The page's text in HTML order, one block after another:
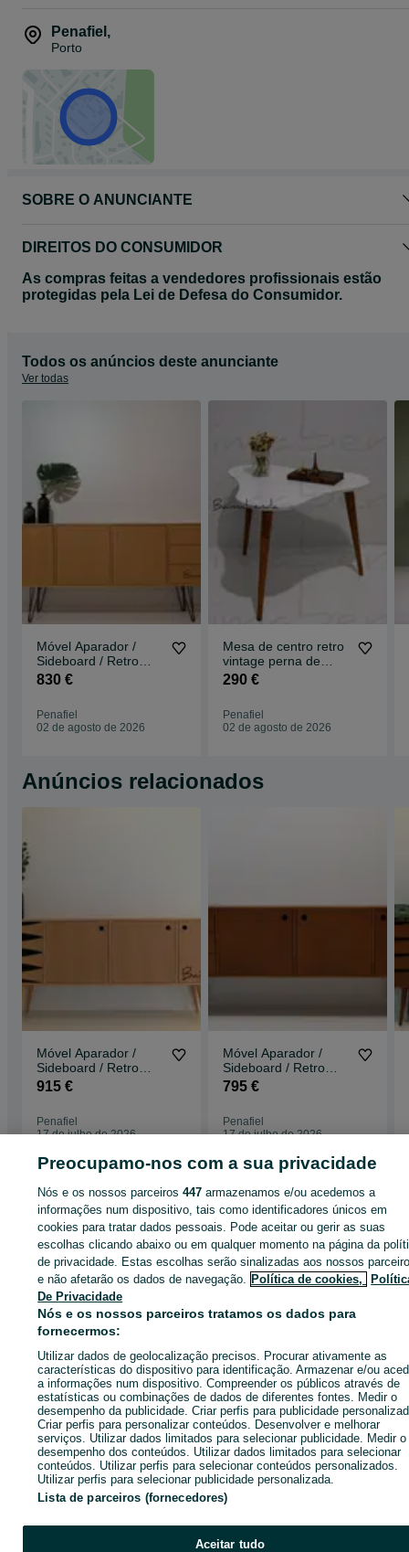
Penafiel ,
Porto
SOBRE O ANUNCIANTE
DIREITOS DO CONSUMIDOR
As compras feitas a vendedores profissionais estão
protegidas pela Lei de Defesa do Consumidor.
Todos os anúncios deste anunciante
Ver todas
Móvel Aparador /
Sideboard / Retro
Vintage / Estilo
830 €
Penafiel
02 de agosto de 2026
Mesa de centro retro
vintage perna de
palito
290 €
Penafiel
02 de agosto de 2026
Anúncios relacionados
Móvel Aparador /
Sideboard / Retro
Vintage / Estilo
915 €
Penafiel
17 de julho de 2026
Móvel Aparador /
Sideboard / Retro
Vintage / Estilo
795 €
Penafiel
17 de julho de 2026
Página principal Móveis, Casa e Jardim Móveis Aparadores e Consolas
Aparadores e Consolas - Porto Aparadores e Consolas - Penafiel
CATEGORIA
ID:550559499
Ligar / SMS Enviar mensagem
Preocupamo-nos com a sua privacidade
Nós e os nossos parceiros447 armazenamos e/ou acedemos a
informações num dispositivo, tais como identificadores únicos em
cookies para tratar dados pessoais. Pode aceitar ou gerir as suas
escolhas clicando abaixo ou em qualquer momento na página da
de privacidade. Estas escolhas serão sinalizadas aos nossos
e não afetarão os dados de navegação. Política de cookies,
De Privacidade
Nós e os nossos parceiros tratamos os dados para
fornecermos:
Utilizar dados de geolocalização precisos. Procurar ativamente as
características do dispositivo para identificação. Armazenar e/ou
a informações num dispositivo. Compreender os públicos através de
estatísticas ou combinações de dados de diferentes fontes. Medir o
desempenho da publicidade. Criar perfis para publicidade
Criar perfis para personalizar conteúdos. Desenvolver e melhorar
serviços. Utilizar dados limitados para selecionar publicidade. Medir o
desempenho dos conteúdos. Utilizar dados limitados para selecionar
conteúdos. Utilizar perfis para selecionar conteúdos personalizados.
Utilizar perfis para selecionar publicidade personalizada.
Lista de parceiros (fornecedores)
Aceitar tudo